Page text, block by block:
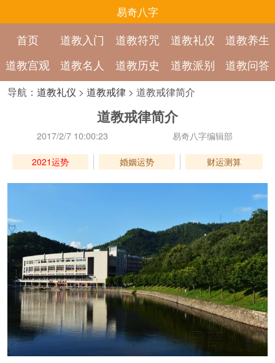
易奇八字
首页 道教入门 道教符咒 道教礼仪
道教养生
道教宫观
道教名人 道教历史 道教派别 道教问答
导航： 道教礼仪 > 道教戒律> 道教戒律简介
道教戒律简介
2017/2/7 10:00:23 易奇八字编辑部
2021运势 婚姻运势 财运测算